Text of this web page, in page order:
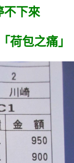
不下來
荷包之痛」